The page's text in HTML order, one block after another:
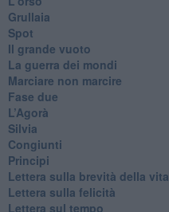
Grullaia
Spot
​Il grande vuoto
​La guerra dei mondi
Marciare non marcire
Fase due
L’Agorà
Silvia
Congiunti
Principi
​Lettera sulla brevità della vita
​Lettera sulla felicità
​Lettera sul tempo